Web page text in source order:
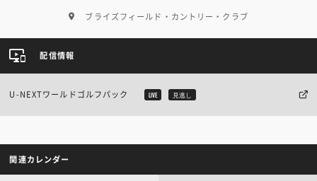
ブライズフィールド・カントリー・クラブ
配信情報
U-NEXTワールドゴルフパック LIVE 見逃し
関連カレンダー